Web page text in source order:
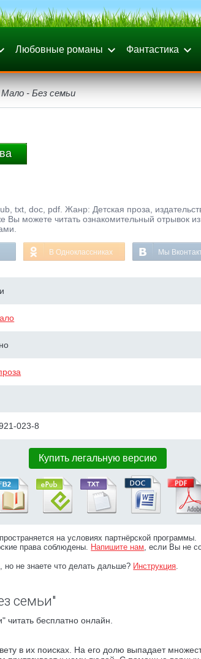
Любовные романы Фантастика
- Без семьи
txt, doc, pdf. Жанр: Детская проза,
можете читать ознакомительный отрывок из
В Одноклассниках Мы
023-8
Купить легальную версию
на условиях партнёрской программы.
права соблюдены. Напишите нам, если Вы не
но не знаете что делать дальше? Инструкция.
семьи"
бесплатно онлайн.
в их поисках. На его долю выпадает